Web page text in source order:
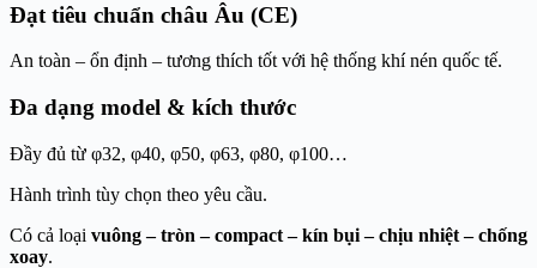
Đạt tiêu chuẩn châu Âu (CE)
An toàn – ổn định – tương thích tốt với hệ thống khí nén quốc tế.
Đa dạng model & kích thước
Đầy đủ từ φ32, φ40, φ50, φ63, φ80, φ100…
Hành trình tùy chọn theo yêu cầu.
Có cả loại vuông – tròn – compact – kín bụi – chịu nhiệt – chống
xoay.